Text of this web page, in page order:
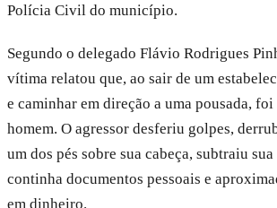
Polícia Civil do município.
Segundo o delegado Flávio Rodrigues
vítima relatou que, ao sair de um
e caminhar em direção a uma pousada,
homem. O agressor desferiu golpes,
um dos pés sobre sua cabeça, subtraiu
continha documentos pessoais e
em dinheiro.